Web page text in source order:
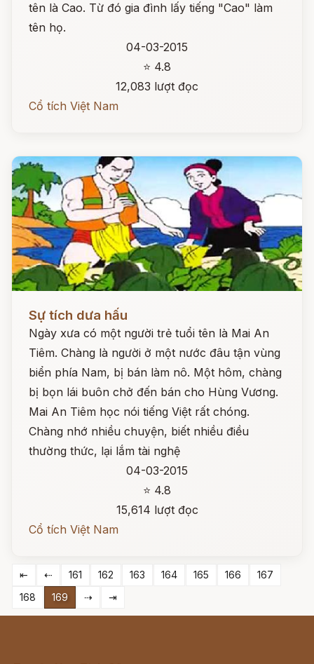
tên là Cao. Từ đó gia đình lấy tiếng "Cao" làm
tên họ.
04-03-2015
⭐ 4.8
12,083 lượt đọc
Cổ tích Việt Nam
Sự tích dưa hấu
Ngày xưa có một người trẻ tuổi tên là Mai An
Tiêm. Chàng là người ở một nước đâu tận vùng
biển phía Nam, bị bán làm nô. Một hôm, chàng
bị bọn lái buôn chở đến bán cho Hùng Vương.
Mai An Tiêm học nói tiếng Việt rất chóng.
Chàng nhớ nhiều chuyện, biết nhiều điều
thường thức, lại lắm tài nghệ
04-03-2015
⭐ 4.8
15,614 lượt đọc
Cổ tích Việt Nam
⇤ ⇠ 161 162 163 164 165 166
167
168
169 ⇢ ⇥